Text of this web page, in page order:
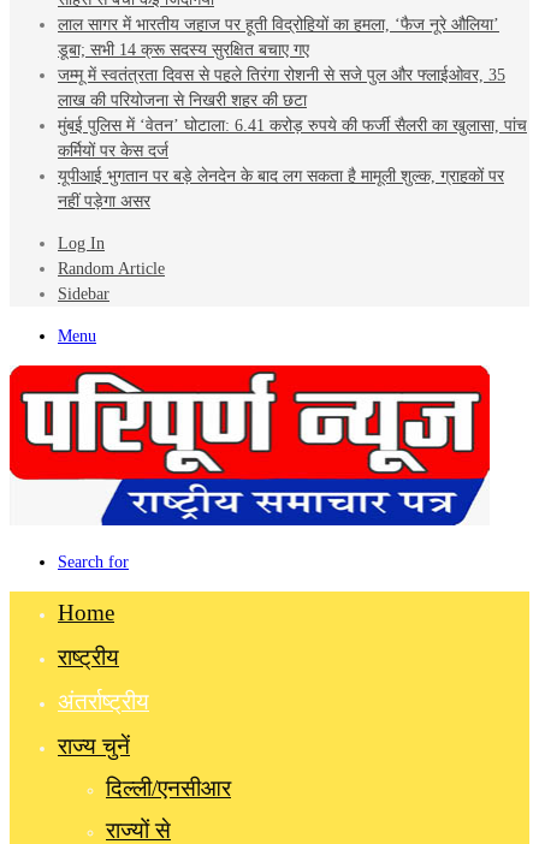
लाल सागर में भारतीय जहाज पर हूती विद्रोहियों का हमला, ‘फैज नूरे औलिया’
डूबा; सभी 14 क्रू सदस्य सुरक्षित बचाए गए
जम्मू में स्वतंत्रता दिवस से पहले तिरंगा रोशनी से सजे पुल और फ्लाईओवर, 35
लाख की परियोजना से निखरी शहर की छटा
मुंबई पुलिस में ‘वेतन’ घोटाला: 6.41 करोड़ रुपये की फर्जी सैलरी का खुलासा, पांच
कर्मियों पर केस दर्ज
यूपीआई भुगतान पर बड़े लेनदेन के बाद लग सकता है मामूली शुल्क, ग्राहकों पर
नहीं पड़ेगा असर
Log In
Random Article
Sidebar
Menu
Search for
Home
राष्ट्रीय
अंतर्राष्ट्रीय
राज्य चुनें
दिल्ली/एनसीआर
राज्यों से